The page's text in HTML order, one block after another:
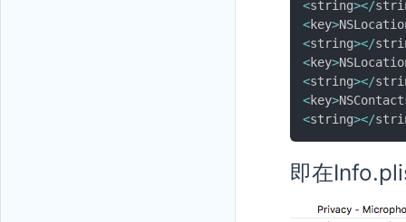
<string></
<key>
<string></
<key>
<string></
<key>
<string></
即在